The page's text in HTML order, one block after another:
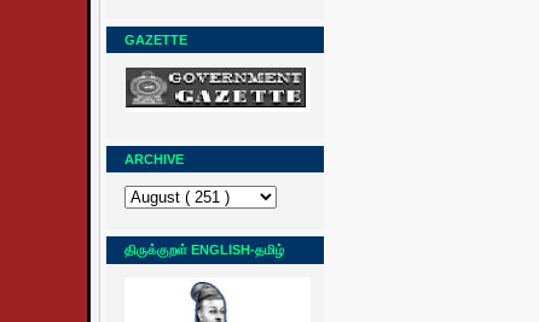
GAZETTE
ARCHIVE
திருக்குறள் ENGLISH-தமிழ்